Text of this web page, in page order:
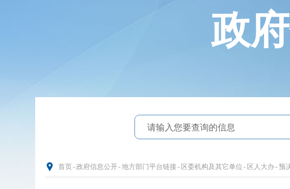
政
首页 - 政府信息公开- 地方部门平台链接- 区委机构及其它单位 - 区人大办- 预